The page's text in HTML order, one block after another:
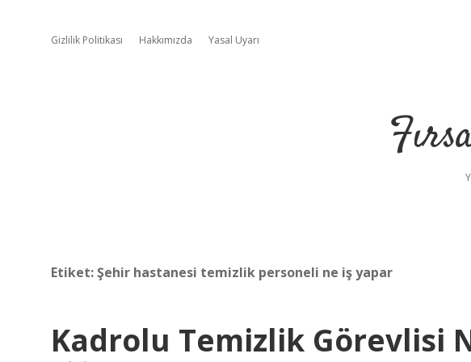
Gizlilik Politikası Hakkımızda Yasal Uyarı
Etiket:Şehir hastanesi temizlik personeli ne iş yapar
Kadrolu Temizlik Görevlisi